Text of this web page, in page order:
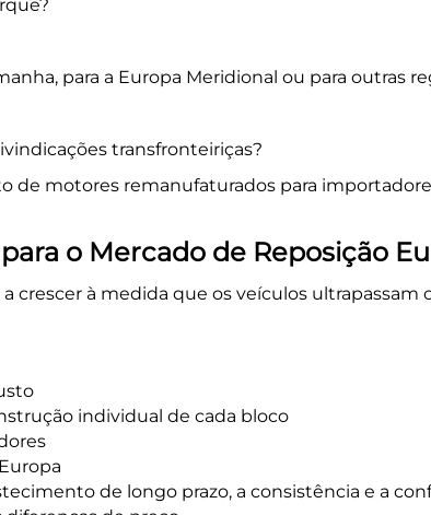
para a Europa Meridional ou para outras
transfronteiriças?
de motores remanufaturados para
o Mercado de Reposição
à medida que os veículos ultrapassam
individual de cada bloco
de longo prazo, a consistência e a